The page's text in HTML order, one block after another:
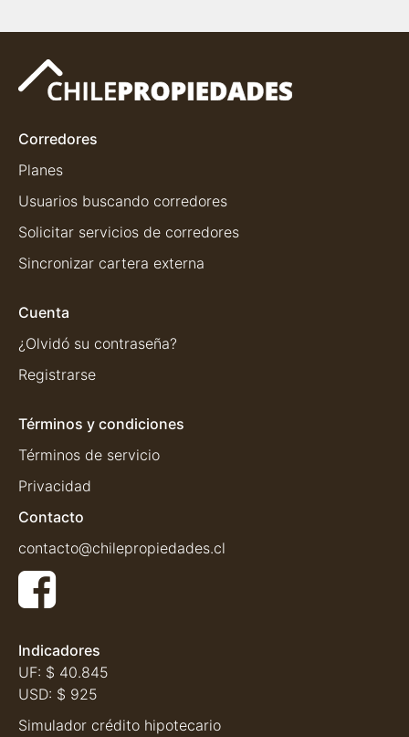
Corredores
Planes
Usuarios buscando corredores
Solicitar servicios de corredores
Sincronizar cartera externa
Cuenta
¿Olvidó su contraseña?
Registrarse
Términos y condiciones
Términos de servicio
Privacidad
Contacto
contacto@chilepropiedades.cl
Indicadores
UF: $ 40.845
USD: $ 925
Simulador crédito hipotecario